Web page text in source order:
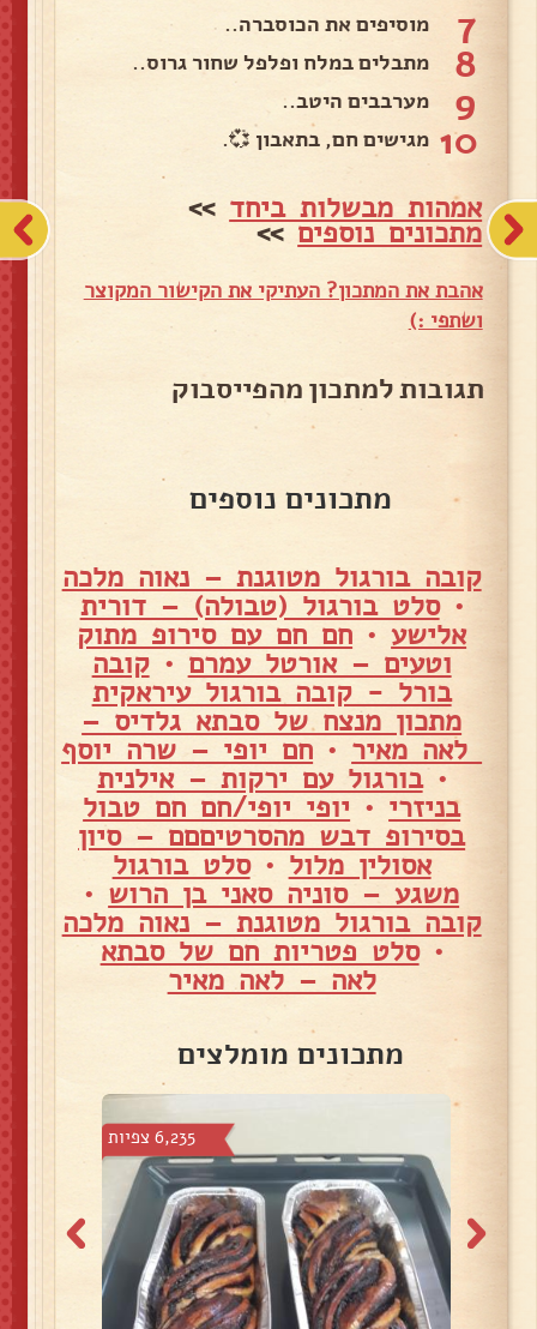
7 מוסיפים את הכוסברה..
8 מתבלים במלח ופלפל שחור גרוס..
9 מערבבים היטב..
10 מגישים חם, בתאבון 💞.
אמהות מבשלות ביחד >>
מתכונים נוספים>>
אהבת את המתכון? העתיקי את הקישור המקוצר
ושתפי :)
תגובות למתכון מהפייסבוק
מתכונים נוספים
קובה בורגול מטוגנת – נאוה מלכה
•סלט בורגול (טבולה) – דורית
אלישע• חם חם עם סירופ מתוק
וטעים – אורטל עמרם •קובה
בורל - קובה בורגול עיראקית
מתכון מנצח של סבתא גלדיס –
לאה מאיר • חם יופי – שרה יוסף
•בורגול עם ירקות – אילנית
בניזרי • יופי יופי/חם חם טבול
בסירופ דבש מהסרטיםםם – סיון
אסולין מלול •סלט בורגול
משגע – סוניה סאני בן הרוש •
קובה בורגול מטוגנת – נאוה מלכה
•סלט פטריות חם של סבתא
לאה – לאה מאיר
מתכונים מומלצים
6,235 צפיות